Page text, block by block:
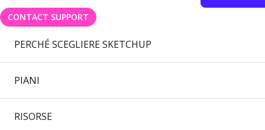
CONTACT SUPPORT
PERCHÉ SCEGLIERE SKETCHUP
PIANI
RISORSE